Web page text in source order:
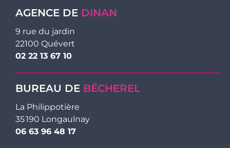
AGENCE DE DINAN
9 rue du jardin
22100 Quévert
02 22 13 67 10
BUREAU DE BÉCHEREL
La Philippotière
35 190 Longaulnay
06 63 96 48 17